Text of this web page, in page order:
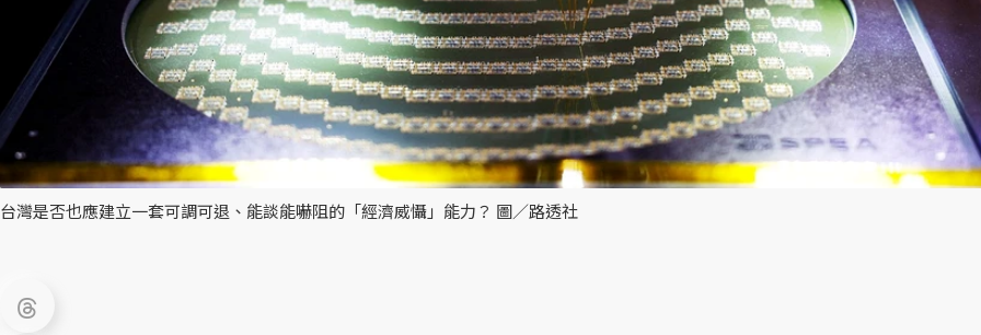
台灣是否也應建立一套可調可退、能談能嚇阻的「經濟威懾」能力？ 圖／路透社